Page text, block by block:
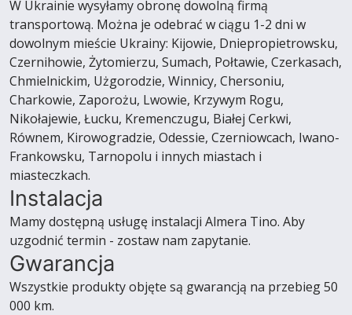
W Ukrainie wysyłamy obronę dowolną firmą
transportową. Można je odebrać w ciągu 1-2 dni w
dowolnym mieście Ukrainy: Kijowie, Dniepropietrowsku,
Czernihowie, Żytomierzu, Sumach, Połtawie, Czerkasach,
Chmielnickim, Użgorodzie, Winnicy, Chersoniu,
Charkowie, Zaporożu, Lwowie, Krzywym Rogu,
Nikołajewie, Łucku, Kremenczugu, Białej Cerkwi,
Równem, Kirowogradzie, Odessie, Czerniowcach, Iwano-
Frankowsku, Tarnopolu i innych miastach i
miasteczkach.
Instalacja
Mamy dostępną usługę instalacji Almera Tino. Aby
uzgodnić termin - zostaw nam zapytanie.
Gwarancja
Wszystkie produkty objęte są gwarancją na przebieg 50
000 km.